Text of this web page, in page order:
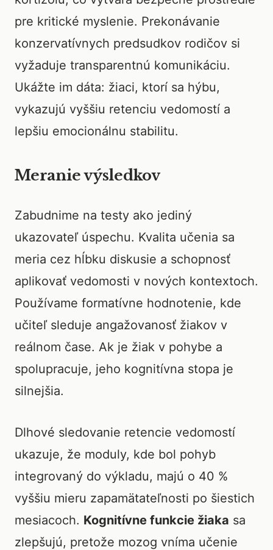
pre kritické myslenie. Prekonávanie
konzervatívnych predsudkov rodičov si
vyžaduje transparentnú komunikáciu.
Ukážte im dáta: žiaci, ktorí sa hýbu,
vykazujú vyššiu retenciu vedomostí a
lepšiu emocionálnu stabilitu.
Meranie výsledkov
Zabudnime na testy ako jediný
ukazovateľ úspechu. Kvalita učenia sa
meria cez hĺbku diskusie a schopnosť
aplikovať vedomosti v nových kontextoch.
Používame formatívne hodnotenie, kde
učiteľ sleduje angažovanosť žiakov v
reálnom čase. Ak je žiak v pohybe a
spolupracuje, jeho kognitívna stopa je
silnejšia.
Dlhové sledovanie retencie vedomostí
ukazuje, že moduly, kde bol pohyb
integrovaný do výkladu, majú o 40 %
vyššiu mieru zapamätateľnosti po šiestich
mesiacoch. Kognitívne funkcie žiaka sa
zlepšujú, pretože mozog vníma učenie